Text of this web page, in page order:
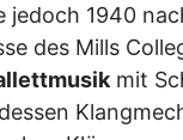
jedoch 1940
des Mills
mit